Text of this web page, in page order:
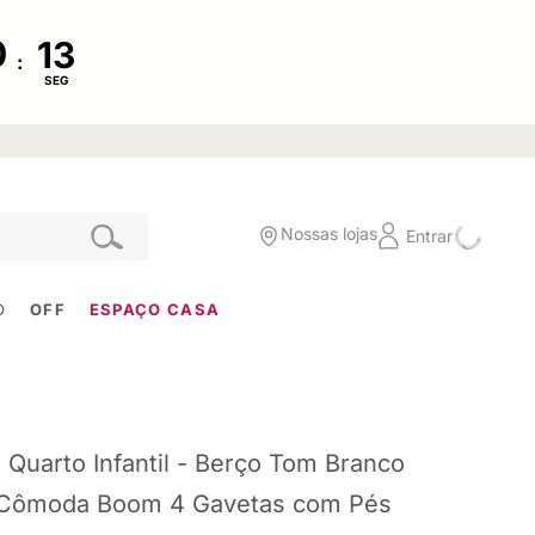
:
SEG
Nossas lojas Entrar
OFF ESPAÇO CASA
Quarto Infantil - Berço Tom Branco
Boom 4 Gavetas com Pés